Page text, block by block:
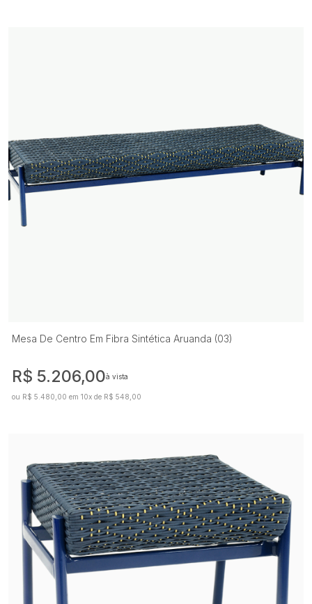
Mesa De Centro Em Fibra Sintética Aruanda (03)
R$ 5.206,00à vista
ou R$ 5.480,00 em 10x de R$ 548,00